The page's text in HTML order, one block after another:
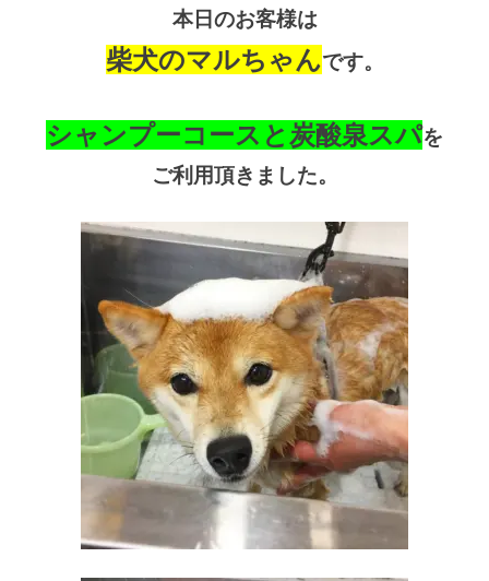
本日のお客様は
柴犬のマルちゃんです。
シャンプーコースと炭酸泉スパを
ご利用頂きました。